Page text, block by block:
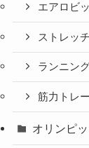
エアロビ
ストレッ
ランニン
筋力トレ
オリンピッ